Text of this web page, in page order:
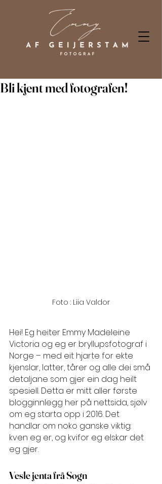
Bli kjent med fotografen!
Foto : Liia Valdor
Hei! Eg heiter Emmy Madeleine
Victoria og eg er bryllupsfotograf i
Norge – med eit hjarte for ekte
kjenslar, latter, tårer og alle dei små
detaljane som gjer ein dag heilt
spesiell. Detta er mitt aller første
blogginnlegg her på nettsida, sjølv
om eg starta opp i 2016. Det
handlar om noko ganske viktig:
kven eg er, og kvifor eg elskar det
eg gjer.
Vesle jenta frå Sogn